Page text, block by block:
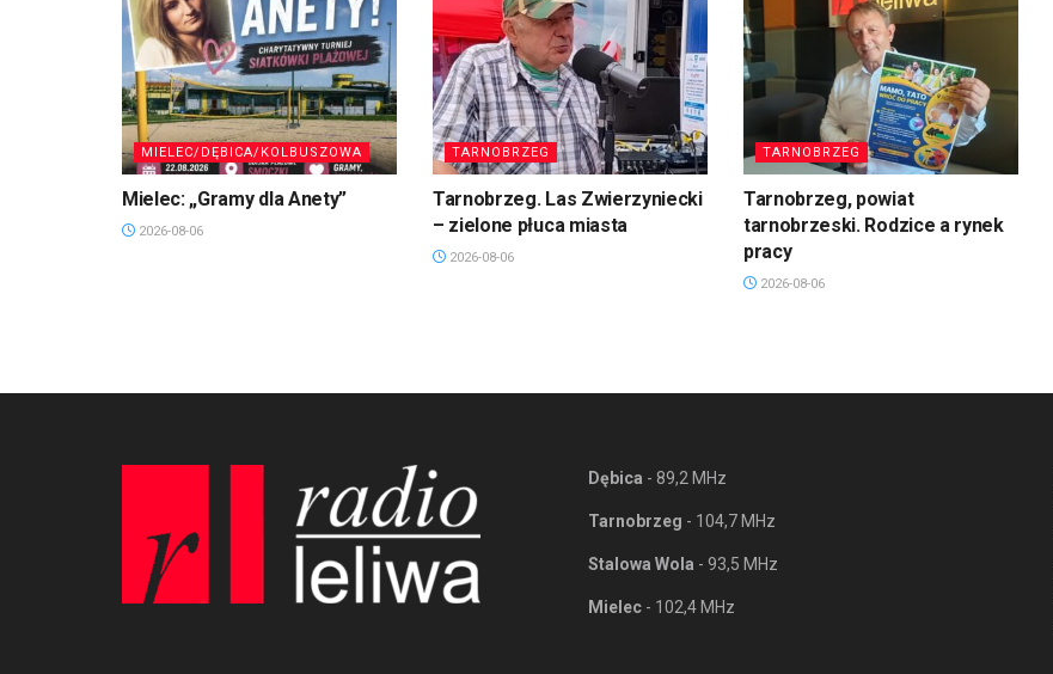
MIELEC/DĘBICA/KOLBUSZOWA
Mielec: „Gramy dla Anety”
2026-08-06
TARNOBRZEG
Tarnobrzeg. Las Zwierzyniecki
– zielone płuca miasta
2026-08-06
TARNOBRZEG
Tarnobrzeg, powiat
tarnobrzeski. Rodzice a rynek
pracy
2026-08-06
Dębica - 89,2 MHz
Tarnobrzeg - 104,7 MHz
Stalowa Wola - 93,5 MHz
Mielec - 102,4 MHz